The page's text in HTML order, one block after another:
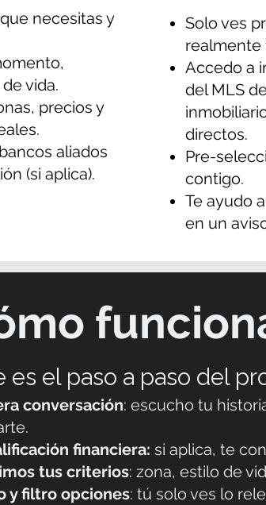
necesitas y
vida.
precios y
aliados
(si aplica).
Solo ves
realmente
Accedo a
del MLS
directos.
Pre-
contigo.
Te ayudo
en un
es el paso a paso del
conversación: escucho tu
financiera: si aplica, te
tus criterios: zona, estilo de
y filtro opciones: tú solo ves lo